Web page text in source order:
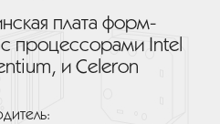
плата форм-
процессорами Intel
и Celeron